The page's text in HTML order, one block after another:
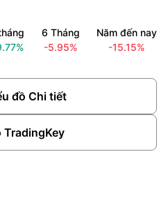
đồ Chi tiết
TradingKey
6 Tháng
-5.95%
Năm đến nay
-15.15%